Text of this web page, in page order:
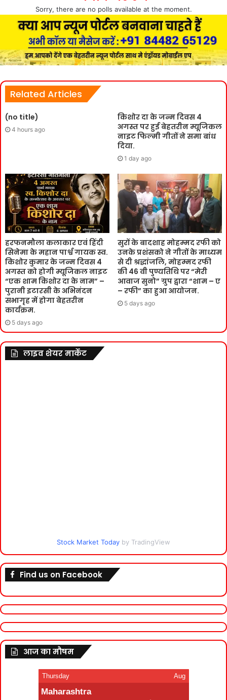
Sorry, there are no polls available at the moment.
Related Articles
(no title)
4 hours ago
किशोर दा के जन्म दिवस 4
अगस्त पर हुई बेहतरीन म्यूजिकल
नाइट फिल्मी गीतों ने समा बांध
दिया.
1 day ago
हरफनमौला कलाकार एवं हिंदी
सिनेमा के महान पार्श्व गायक स्व.
किशोर कुमार के जन्म दिवस 4
अगस्त को होगी म्यूजिकल नाइट
“एक शाम किशोर दा के नाम” –
पुरानी इटारसी के अभिनंदन
सभागृह में होगा बेहतरीन
कार्यक्रम.
5 days ago
सुरों के बादशाह मोहम्मद रफी को
उनके प्रशंसको ने गीतों के माध्यम
से दी श्रद्धांजलि, मोहम्मद रफी
की 46 वी पुण्यतिथि पर “मेरी
आवाज सुनो” ग्रुप द्वारा “शाम – ए
– रफी” का हुआ आयोजन.
5 days ago
लाइव शेयर मार्केट
Stock Market Today by TradingView
Find us on Facebook
आज का मौषम
Thursday Aug
Maharashtra